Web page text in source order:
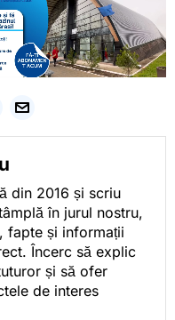
din 2016 și scriu
în jurul nostru,
fapte și informații
Încerc să explic
și să ofer
de interes